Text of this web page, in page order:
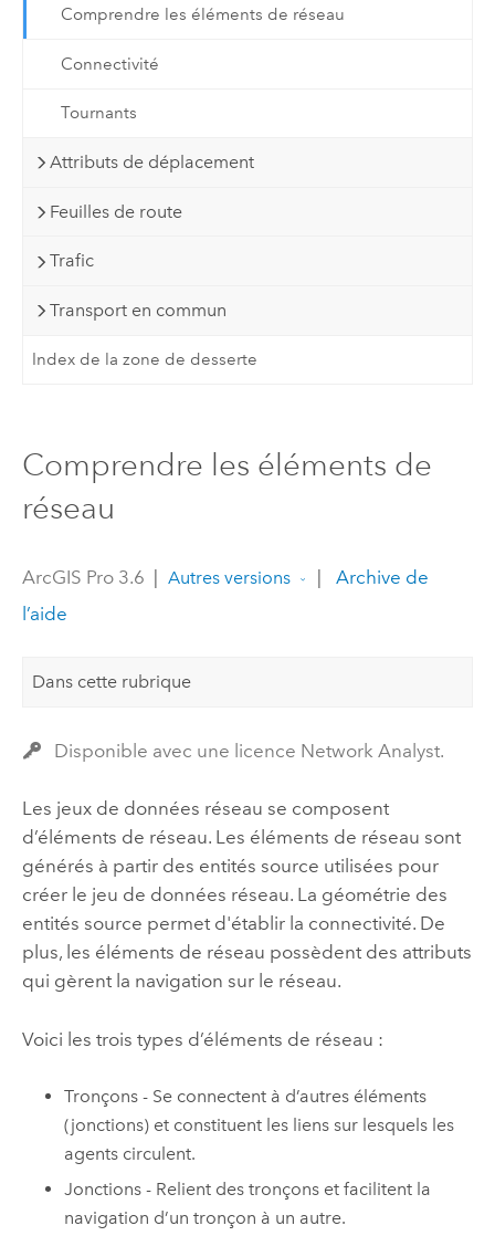
Comprendre les éléments de réseau
Connectivité
Tournants
Attributs de déplacement
Feuilles de route
Trafic
Transport en commun
Index de la zone de desserte
Comprendre les éléments de
réseau
ArcGIS Pro 3.6 Autres versions
Archive de
l’aide
Dans cette rubrique
Disponible avec une licence Network Analyst.
Les jeux de données réseau se composent
d’éléments de réseau. Les éléments de réseau sont
générés à partir des entités source utilisées pour
créer le jeu de données réseau. La géométrie des
entités source permet d'établir la connectivité. De
plus, les éléments de réseau possèdent des attributs
qui gèrent la navigation sur le réseau.
Voici les trois types d’éléments de réseau :
Tronçons - Se connectent à d’autres éléments
(jonctions) et constituent les liens sur lesquels les
agents circulent.
Jonctions - Relient des tronçons et facilitent la
navigation d’un tronçon à un autre.